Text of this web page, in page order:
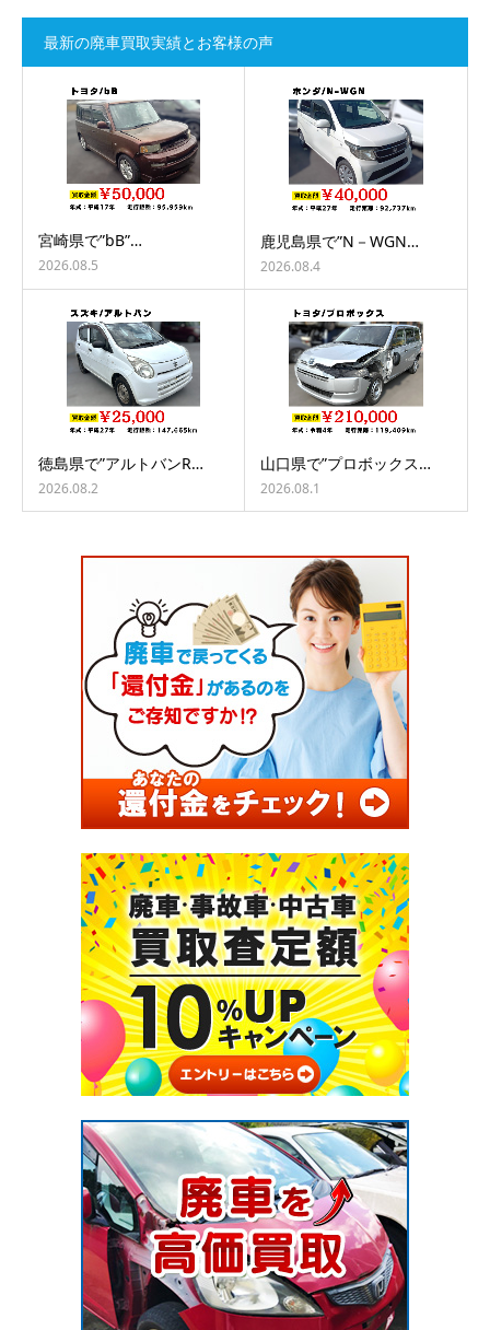
最新の廃車買取実績とお客様の声
宮崎県で”bB”…
2026.08.5
鹿児島県で”N－WGN…
2026.08.4
徳島県で”アルトバンR…
2026.08.2
山口県で”プロボックス…
2026.08.1